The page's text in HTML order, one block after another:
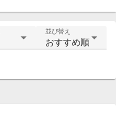
並び替え
おすすめ順